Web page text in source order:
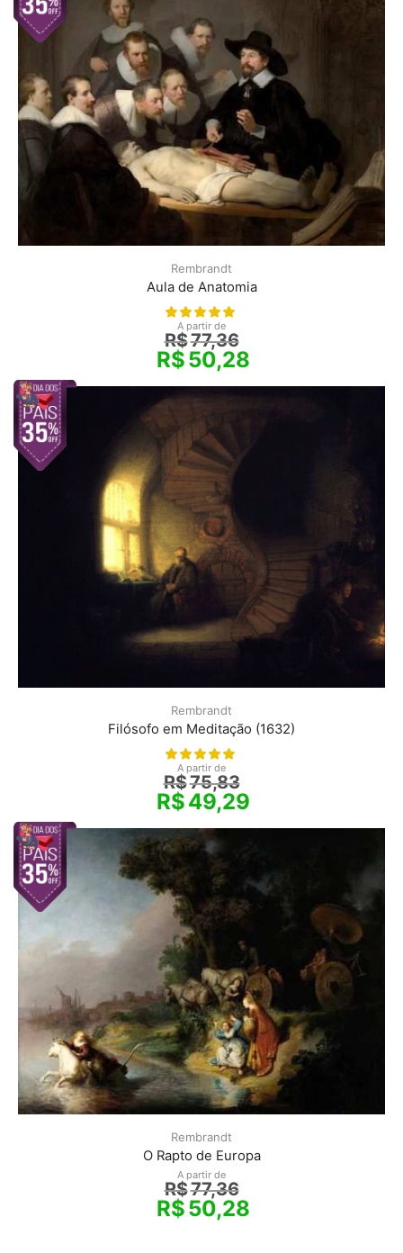
Rembrandt
Aula de Anatomia
A partir de
R$77,36
R$50,28
Rembrandt
Filósofo em Meditação (1632)
A partir de
R$75,83
R$49,29
Rembrandt
O Rapto de Europa
A partir de
R$77,36
R$50,28